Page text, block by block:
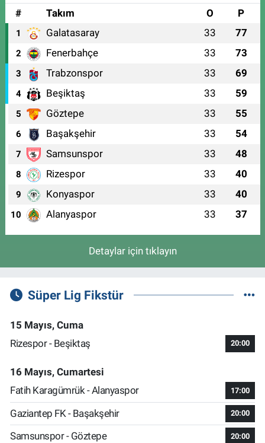
#
Takım O P
1 Galatasaray 33 77
2 Fenerbahçe 33 73
3 Trabzonspor 33 69
4 Beşiktaş 33 59
5 Göztepe 33 55
6 Başakşehir 33 54
7 Samsunspor 33 48
8 Rizespor 33 40
9 Konyaspor 33 40
10 Alanyaspor 33 37
Detaylar için tıklayın
Süper Lig Fikstür
15 Mayıs, Cuma
Rizespor - Beşiktaş
20:00
16 Mayıs, Cumartesi
Fatih Karagümrük - Alanyaspor
17:00
Gaziantep FK - Başakşehir 20:00
Samsunspor - Göztepe 20:00